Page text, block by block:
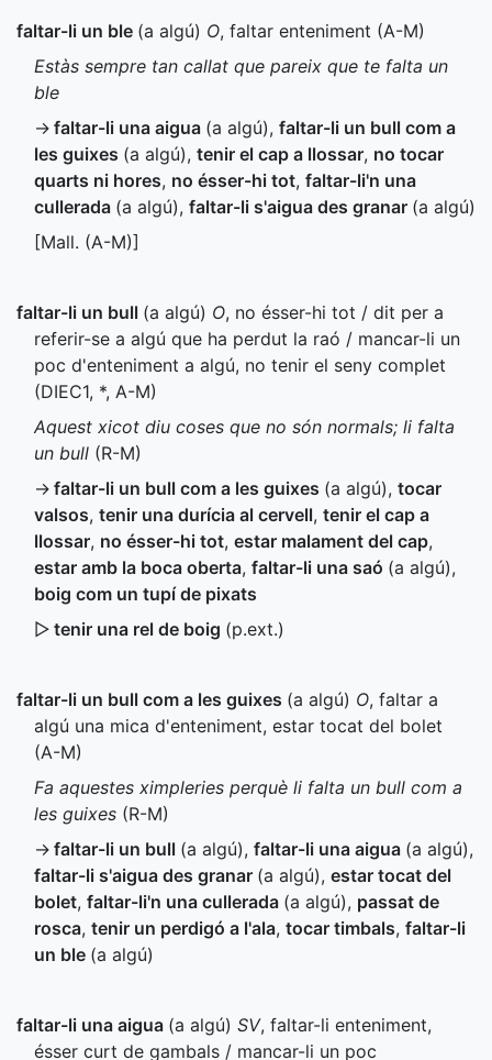
faltar-li un ble (a algú) O, faltar enteniment (A-M)
Estàs sempre tan callat que pareix que te falta un
ble
→ faltar-li una aigua (a algú), faltar-li un bull com a
les guixes (a algú), tenir el cap a llossar, no tocar
quarts ni hores, no ésser-hi tot, faltar-li'n una
cullerada (a algú), faltar-li s'aigua des granar (a algú)
[Mall. (A-M)]
faltar-li un bull (a algú) O, no ésser-hi tot / dit per a
referir-se a algú que ha perdut la raó / mancar-li un
poc d'enteniment a algú, no tenir el seny complet
(DIEC1, *, A-M)
Aquest xicot diu coses que no són normals; li falta
un bull (R-M)
→ faltar-li un bull com a les guixes (a algú), tocar
valsos, tenir una durícia al cervell, tenir el cap a
llossar, no ésser-hi tot, estar malament del cap,
estar amb la boca oberta, faltar-li una saó (a algú),
boig com un tupí de pixats
▷ tenir una rel de boig (p.ext.)
faltar-li un bull com a les guixes (a algú) O, faltar a
algú una mica d'enteniment, estar tocat del bolet
(A-M)
Fa aquestes ximpleries perquè li falta un bull com a
les guixes (R-M)
→ faltar-li un bull (a algú), faltar-li una aigua (a algú),
faltar-li s'aigua des granar (a algú), estar tocat del
bolet, faltar-li'n una cullerada (a algú), passat de
rosca, tenir un perdigó a l'ala, tocar timbals, faltar-li
un ble (a algú)
faltar-li una aigua (a algú) SV, faltar-li enteniment,
ésser curt de gambals / mancar-li un poc